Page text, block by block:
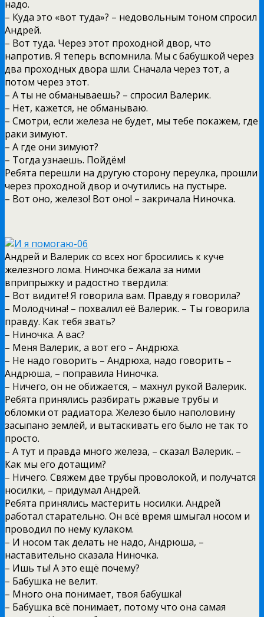
надо.
– Куда это «вот туда»? – недовольным тоном спросил
Андрей.
– Вот туда. Через этот проходной двор, что
напротив. Я теперь вспомнила. Мы с бабушкой через
два проходных двора шли. Сначала через тот, а
потом через этот.
– А ты не обманываешь? – спросил Валерик.
– Нет, кажется, не обманываю.
– Смотри, если железа не будет, мы тебе покажем, где
раки зимуют.
– А где они зимуют?
– Тогда узнаешь. Пойдём!
Ребята перешли на другую сторону переулка, прошли
через проходной двор и очутились на пустыре.
– Вот оно, железо! Вот оно! – закричала Ниночка.
Андрей и Валерик со всех ног бросились к куче
железного лома. Ниночка бежала за ними
вприпрыжку и радостно твердила:
– Вот видите! Я говорила вам. Правду я говорила?
– Молодчина! – похвалил её Валерик. – Ты говорила
правду. Как тебя звать?
– Ниночка. А вас?
– Меня Валерик, а вот его – Андрюха.
– Не надо говорить – Андрюха, надо говорить –
Андрюша, – поправила Ниночка.
– Ничего, он не обижается, – махнул рукой Валерик.
Ребята принялись разбирать ржавые трубы и
обломки от радиатора. Железо было наполовину
засыпано землёй, и вытаскивать его было не так то
просто.
– А тут и правда много железа, – сказал Валерик. –
Как мы его дотащим?
– Ничего. Свяжем две трубы проволокой, и получатся
носилки, – придумал Андрей.
Ребята принялись мастерить носилки. Андрей
работал старательно. Он всё время шмыгал носом и
проводил по нему кулаком.
– И носом так делать не надо, Андрюша, –
наставительно сказала Ниночка.
– Ишь ты! А это ещё почему?
– Бабушка не велит.
– Много она понимает, твоя бабушка!
– Бабушка всё понимает, потому что она самая